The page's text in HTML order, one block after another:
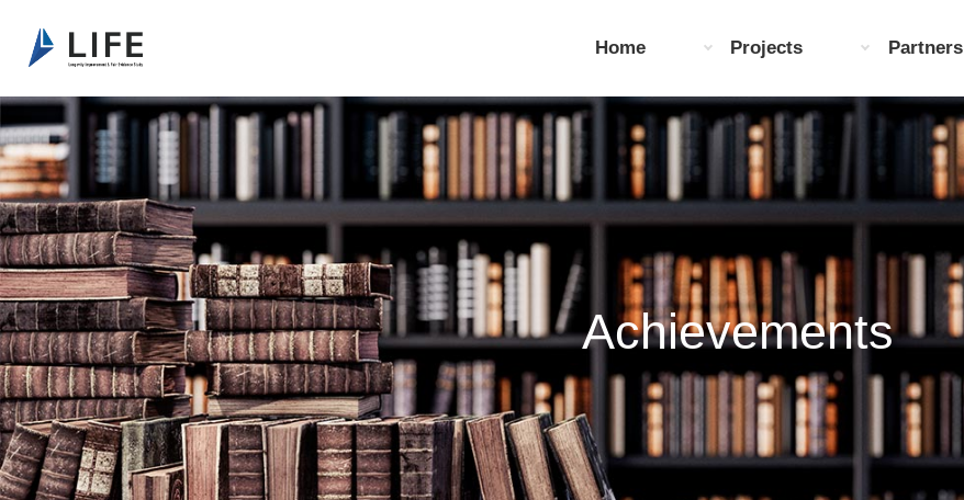
Home Projects Partners
Achievements